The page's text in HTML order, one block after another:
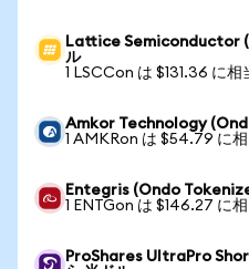
Lattice Semiconductor
ル
1 LSCCon は $131.36 に相
Amkor Technology
1 AMKRon は $54.79 に相
Entegris (Ondo
1 ENTGon は $146.27 に相
ProShares UltraPro